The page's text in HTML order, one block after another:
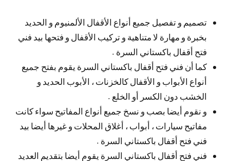
تصميم و تفصيل جميع أنواع الأقفال الألمنيوم و الحديد
بخبرة و مهارة لا متناهية و تركيب الأقفال و فتحها بيد فني
فتح أقفال باكستاني السرة .
كما أن فني فتح أقفال باكستاني السرة يقوم بفتح جميع
أنواع الأبواب و الأقفال كالخزنات ، الأبوب الحديد و
الخشب دون الكسر أو الخلع .
و نقوم أيضا بصب و نسخ جميع أنواع المفاتيح سواء كانت
مفاتيح سيارات ، أبواب ، أغلاق المحلات و غيرها أيضا بيد
فني فتح أقفال باكستاني السرة .
فني فتح أقفال باكستاني السرة يقوم أيضا بتقديم العديد